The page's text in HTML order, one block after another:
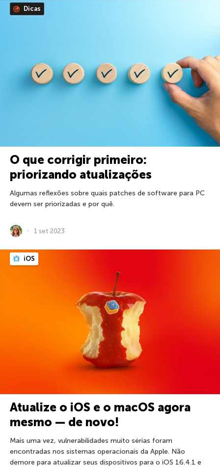
Dicas
O que corrigir primeiro:
priorizando atualizações
Algumas reflexões sobre quais patches de software para PC
devem ser priorizadas e por quê.
1 set 2023
iOS
Atualize o iOS e o macOS agora
mesmo — de novo!
Mais uma vez, vulnerabilidades muito sérias foram
encontradas nos sistemas operacionais da Apple. Não
demore para atualizar seus dispositivos para o iOS 16.4.1 e